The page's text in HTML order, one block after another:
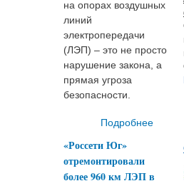
на опорах воздушных
линий
электропередачи
(ЛЭП) – это не просто
нарушение закона, а
прямая угроза
безопасности.
Подробнее
«Россети Юг»
отремонтировали
более 960 км ЛЭП в